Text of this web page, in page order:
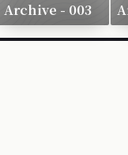
Archive - 003